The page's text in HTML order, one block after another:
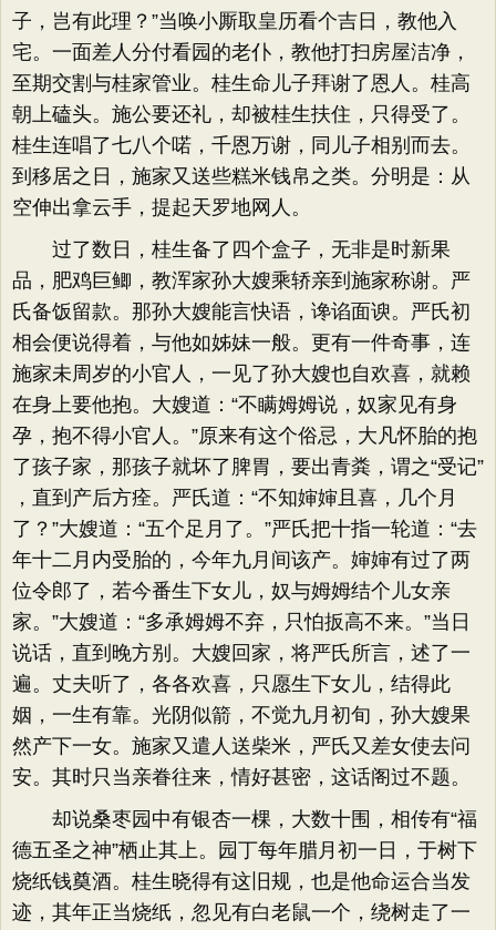
子，岂有此理？​”当唤小厮取皇历看个吉日，教他入
宅。一面差人分付看园的老仆，教他打扫房屋洁净，
至期交割与桂家管业。桂生命儿子拜谢了恩人。桂高
朝上磕头。施公要还礼，却被桂生扶住，只得受了。
桂生连唱了七八个喏，千恩万谢，同儿子相别而去。
到移居之日，施家又送些糕米钱帛之类。分明是：从
空伸出拿云手，提起天罗地网人。
过了数日，桂生备了四个盒子，无非是时新果
品，肥鸡巨鲫，教浑家孙大嫂乘轿亲到施家称谢。严
氏备饭留款。那孙大嫂能言快语，谗谄面谀。严氏初
相会便说得着，与他如姊妹一般。更有一件奇事，连
施家未周岁的小官人，一见了孙大嫂也自欢喜，就赖
在身上要他抱。大嫂道：​“不瞒姆姆说，奴家见有身
孕，抱不得小官人。​”原来有这个俗忌，大凡怀胎的抱
了孩子家，那孩子就坏了脾胃，要出青粪，谓之“受记”​
，直到产后方痊。严氏道：​“不知婶婶且喜，几个月
了？​”大嫂道：​“五个足月了。​”严氏把十指一轮道：​“去
年十二月内受胎的，今年九月间该产。婶婶有过了两
位令郎了，若今番生下女儿，奴与姆姆结个儿女亲
家。​”大嫂道：​“多承姆姆不弃，只怕扳高不来。​”当日
说话，直到晚方别。大嫂回家，将严氏所言，述了一
遍。丈夫听了，各各欢喜，只愿生下女儿，结得此
姻，一生有靠。光阴似箭，不觉九月初旬，孙大嫂果
然产下一女。施家又遣人送柴米，严氏又差女使去问
安。其时只当亲眷往来，情好甚密，这话阁过不题。
却说桑枣园中有银杏一棵，大数十围，相传有“福
德五圣之神”栖止其上。园丁每年腊月初一日，于树下
烧纸钱奠酒。桂生晓得有这旧规，也是他命运合当发
迹，其年正当烧纸，忽见有白老鼠一个，绕树走了一